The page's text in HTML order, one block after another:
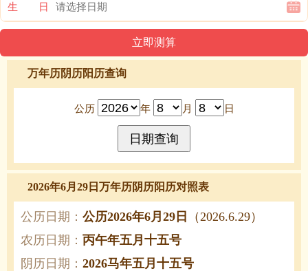
生 日
万年历阴历阳历查询
公历 年 月 日
2026年6月29日万年历阴历阳历对照表
公历日期： 公历2026年6月29日
（2026.6.29）
农历日期： 丙午年五月十五号
阴历日期： 2026马年五月十五号